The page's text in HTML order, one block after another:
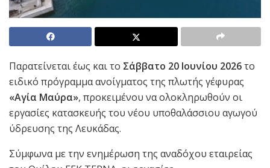
Παρατείνεται έως και το Σάββατο 20 Ιουνίου 2026το
ειδικό πρόγραμμα ανοίγματος της πλωτής γέφυρας
«Αγία Μαύρα», προκειμένου να ολοκληρωθούν οι
εργασίες κατασκευής του νέου υποθαλάσσιου αγωγού
ύδρευσης της Λευκάδας.
Σύμφωνα με την ενημέρωση της αναδόχου εταιρείας